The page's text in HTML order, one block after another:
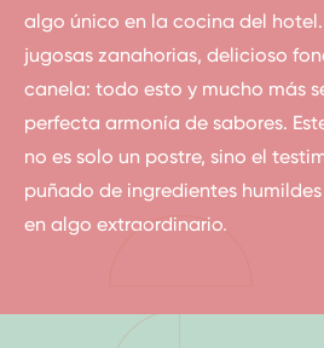
algo único en la cocina del hotel.
jugosas zanahorias, delicioso
canela: todo esto y mucho más
perfecta armonía de sabores.
no es solo un postre, sino el
puñado de ingredientes
en algo extraordinario.